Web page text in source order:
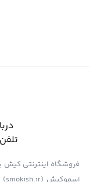
فروشگاه اینترنتی